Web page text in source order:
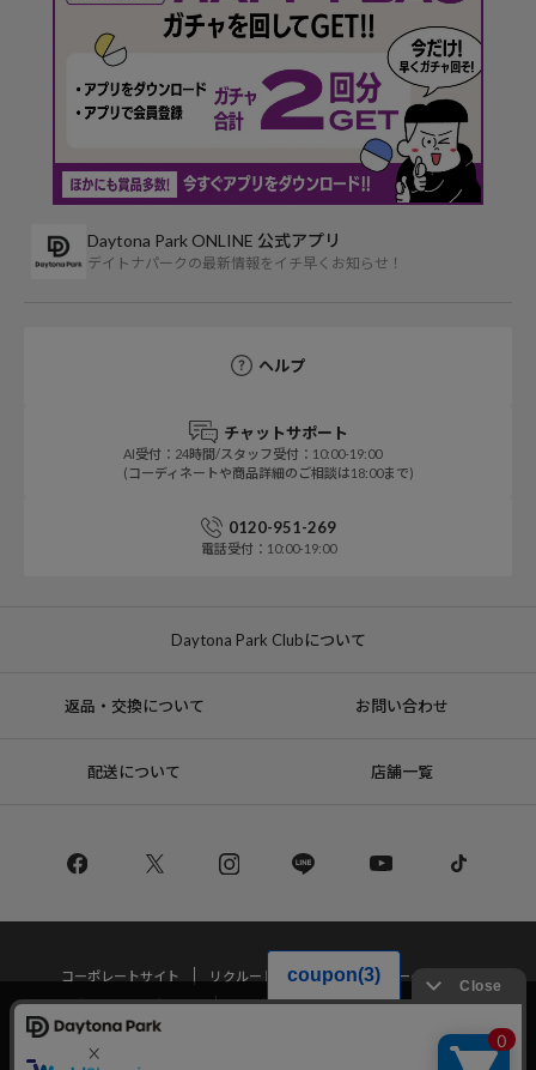
Daytona Park ONLINE 公式アプリ
デイトナパークの最新情報をイチ早くお知らせ！
ヘルプ
チャットサポート
AI受付：24時間/スタッフ受付：10:00-19:00
(コーディネートや商品詳細のご相談は18:00まで)
0120-951-269
電話受付：10:00-19:00
Daytona Park Clubについて
返品・交換について お問い合わせ
配送について 店舗一覧
コーポレートサイト リクルート
サステナブルマークについて
プライバシーポリシー
特定商取引法・古物営業法に基づく表記
当サイトでは利用体験の向上およびコンテンツの最適な提供、トラフィック
の分析を目的としてCookieを使用しています。